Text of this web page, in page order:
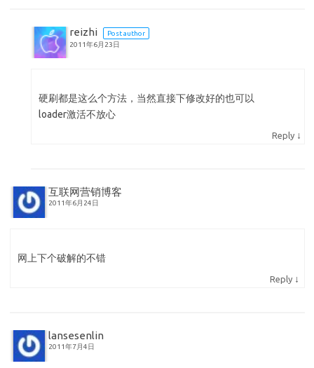
reizhi
Post author
2011年6月23日
硬刷都是这么个方法，当然直接下修改好的也可以
loader激活不放心
Reply ↓
互联网营销博客
2011年6月24日
网上下个破解的不错
Reply ↓
lansesenlin
2011年7月4日